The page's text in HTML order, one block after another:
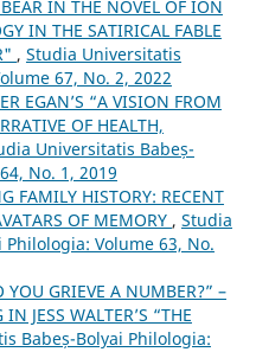
IN THE NOVEL OF ION
IN THE SATIRICAL FABLE
, Studia Universitatis
67, No. 2, 2022
EGAN’S “A VISION FROM
OF HEALTH,
Universitatis Babeș-
No. 1, 2019
FAMILY HISTORY: RECENT
OF MEMORY , Studia
Volume 63, No.
YOU GRIEVE A NUMBER?” –
JESS WALTER’S “THE
Babeș-Bolyai Philologia: